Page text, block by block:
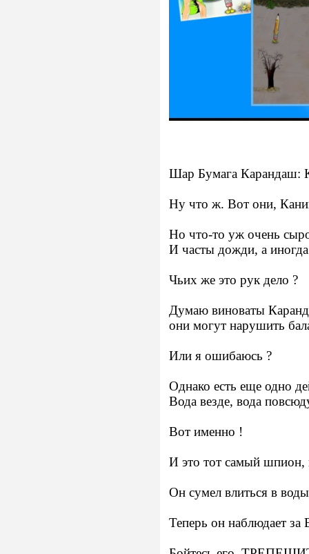
Шар Бумага Карандаш:
Ну что ж. Вот они,
Но что-то уж очень
И часты дожди, а
Чьих же это рук дело ?
Думаю виноваты
они могут нарушить
Или я ошибаюсь ?
Однако есть еще одно
Вода везде, вода
Вот именно !
И это тот самый
Он сумел влиться в
Теперь он